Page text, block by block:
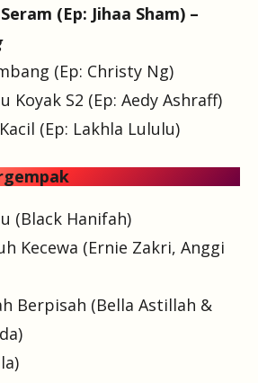
(Ep: Jihaa Sham) –
(Ep: Christy Ng)
Koyak S2 (Ep: Aedy Ashraff)
(Ep: Lakhla Lululu)
(Black Hanifah)
Kecewa (Ernie Zakri, Anggi
Berpisah (Bella Astillah &